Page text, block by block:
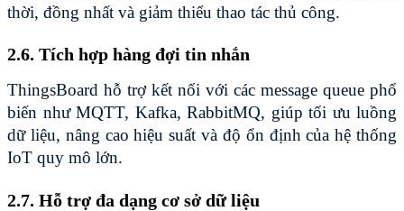
thời, đồng nhất và giảm thiểu thao tác thủ công.
2.6. Tích hợp hàng đợi tin nhắn
ThingsBoard hỗ trợ kết nối với các message queue phổ
biến như MQTT, Kafka, RabbitMQ, giúp tối ưu luồng
dữ liệu, nâng cao hiệu suất và độ ổn định của hệ thống
IoT quy mô lớn.
2.7. Hỗ trợ đa dạng cơ sở dữ liệu